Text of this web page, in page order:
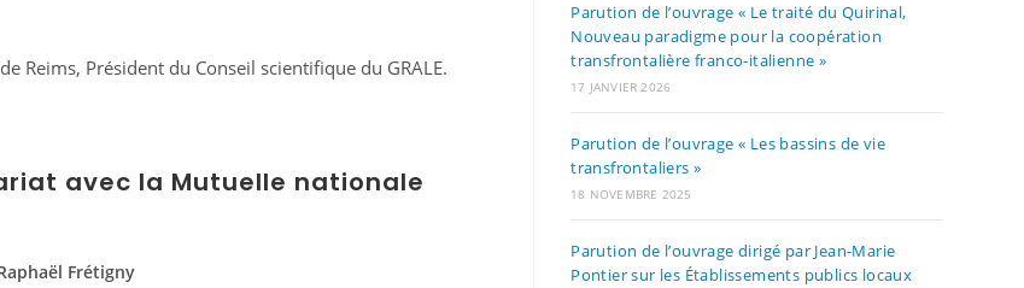
Reims, Président du Conseil scientifique du GRALE.
avec la Mutuelle nationale
Frétigny
Parution de l’ouvrage « Le traité du Quirinal,
Nouveau paradigme pour la coopération
transfrontalière franco-italienne »
17 JANVIER 2026
Parution de l’ouvrage « Les bassins de vie
transfrontaliers »
18 NOVEMBRE 2025
Parution de l’ouvrage dirigé par Jean-Marie
Pontier sur les Établissements publics locaux